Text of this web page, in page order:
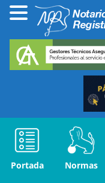
Portada Normas